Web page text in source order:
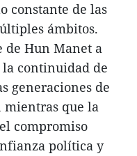
constante de las
ámbitos.
de Hun Manet a
continuidad de
generaciones de
mientras que la
compromiso
política y